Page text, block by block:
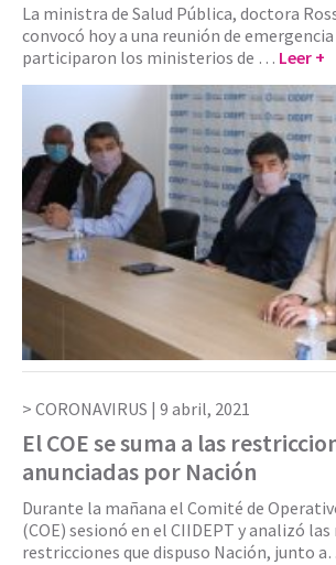
La ministra de Salud Pública, doctora
convocó hoy a una reunión de emergencia
participaron los ministerios de … Leer +
CORONAVIRUS | 9 abril, 2021
El COE se suma a las
anunciadas por Nación
Durante la mañana el Comité de
(COE) sesionó en el CIIDEPT y analizó las
restricciones que dispuso Nación, junto